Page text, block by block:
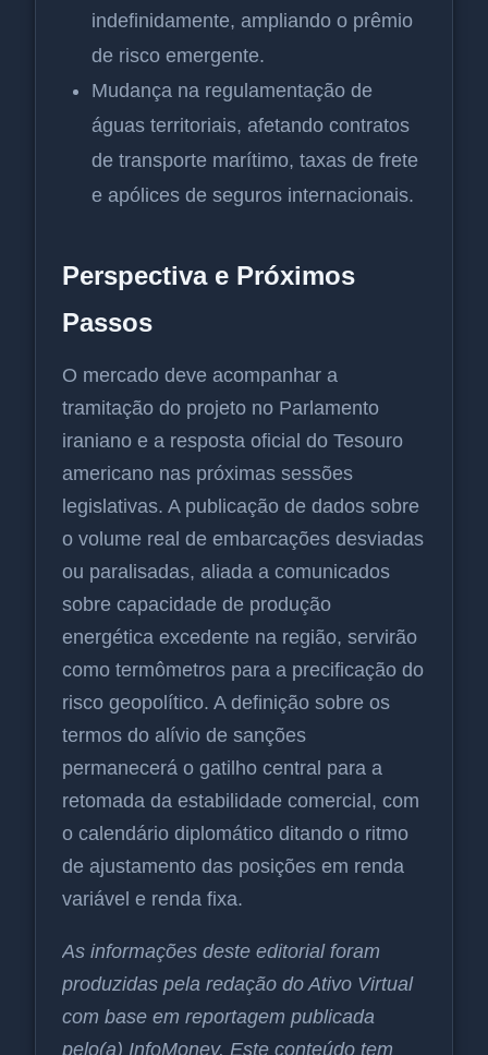
indefinidamente, ampliando o prêmio
de risco emergente.
Mudança na regulamentação de
águas territoriais, afetando contratos
de transporte marítimo, taxas de frete
e apólices de seguros internacionais.
Perspectiva e Próximos
Passos
O mercado deve acompanhar a
tramitação do projeto no Parlamento
iraniano e a resposta oficial do Tesouro
americano nas próximas sessões
legislativas. A publicação de dados sobre
o volume real de embarcações desviadas
ou paralisadas, aliada a comunicados
sobre capacidade de produção
energética excedente na região, servirão
como termômetros para a precificação do
risco geopolítico. A definição sobre os
termos do alívio de sanções
permanecerá o gatilho central para a
retomada da estabilidade comercial, com
o calendário diplomático ditando o ritmo
de ajustamento das posições em renda
variável e renda fixa.
As informações deste editorial foram
produzidas pela redação do Ativo Virtual
com base em reportagem publicada
pelo(a) InfoMoney. Este conteúdo tem